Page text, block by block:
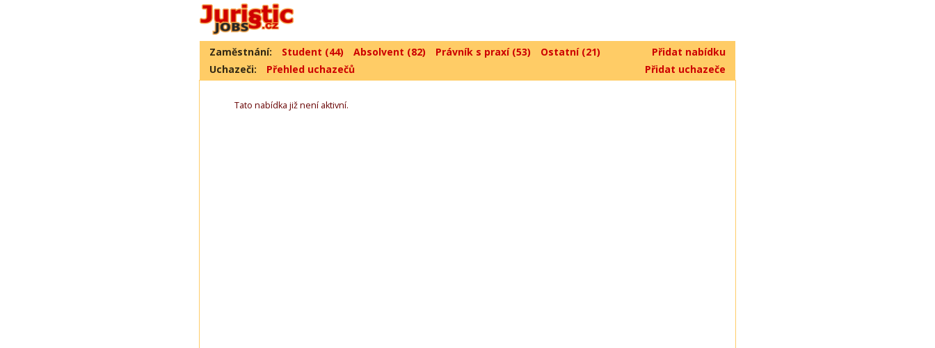
Zaměstnání: Student (44) Absolvent (82) Právník s praxí (53) Ostatní (21)
Přidat nabídku
Uchazeči:
Přehled uchazečů Přidat uchazeče
Tato nabídka již není aktivní.